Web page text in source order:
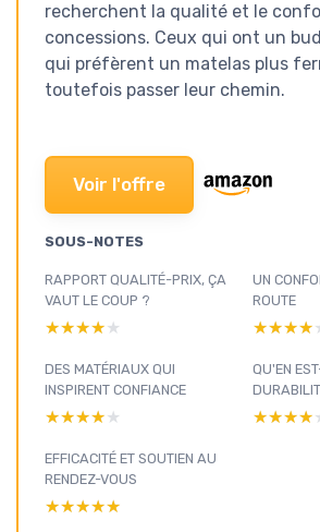
recherchent la qualité et le
concessions. Ceux qui ont un
qui préfèrent un matelas plus
toutefois passer leur chemin.
Voir l'offre
SOUS-NOTES
RAPPORT QUALITÉ-PRIX, ÇA
VAUT LE COUP ?
★★★★★
★★★★★
UN
ROUTE
DES MATÉRIAUX QUI
INSPIRENT CONFIANCE
★★★★★
★★★★★
QU'EN
EFFICACITÉ ET SOUTIEN AU
RENDEZ-VOUS
★★★★★
★★★★★